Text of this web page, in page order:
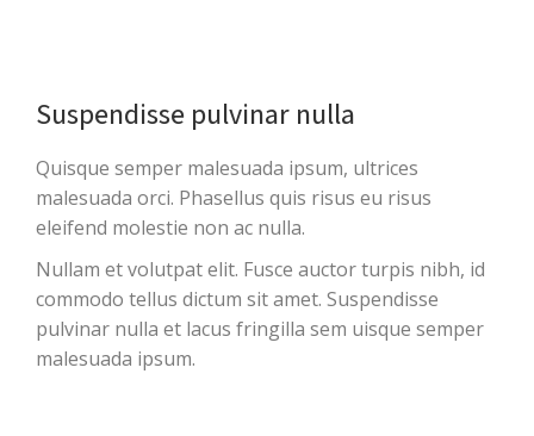
Suspendisse pulvinar nulla
Quisque semper malesuada ipsum, ultrices
malesuada orci. Phasellus quis risus eu risus
eleifend molestie non ac nulla.
Nullam et volutpat elit. Fusce auctor turpis nibh, id
commodo tellus dictum sit amet. Suspendisse
pulvinar nulla et lacus fringilla sem uisque semper
malesuada ipsum.